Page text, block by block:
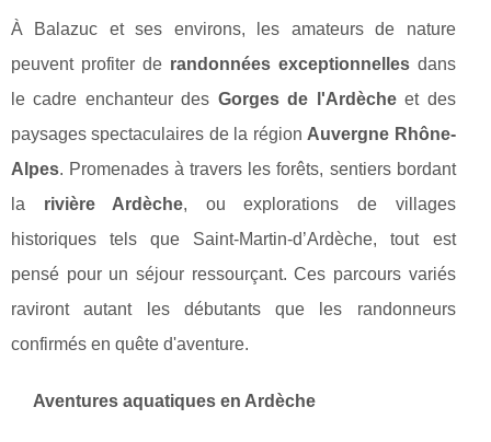
À Balazuc et ses environs, les amateurs de nature
peuvent profiter de randonnées exceptionnellesdans
le cadre enchanteur des Gorges de l'Ardècheet des
paysages spectaculaires de la région Auvergne Rhône-
Alpes. Promenades à travers les forêts, sentiers bordant
la rivière Ardèche, ou explorations de villages
historiques tels que Saint-Martin-d’Ardèche, tout est
pensé pour un séjour ressourçant. Ces parcours variés
raviront autant les débutants que les randonneurs
confirmés en quête d'aventure.
Aventures aquatiques en Ardèche